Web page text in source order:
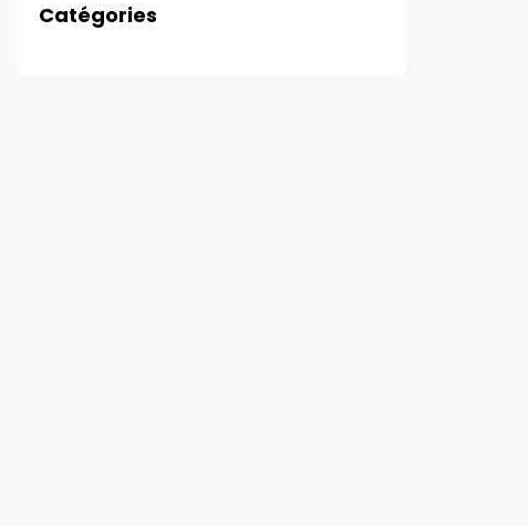
Catégories